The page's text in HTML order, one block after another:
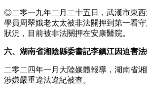
◎二零一九年二月二十五日，武漢市東
學員周翠娥老太太被非法關押到第一看
狀況，目前被非法關押在安康醫院。
六、湖南省湘陰縣委書記李鎮江因迫害
二零二四年一月大陸媒體報導，湖南省
涉嫌嚴重違法違紀被查。